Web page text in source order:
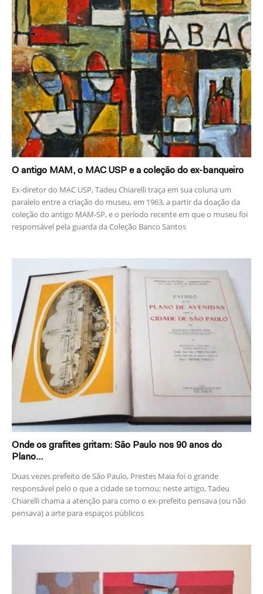
O antigo MAM, o MAC USP e a coleção do ex-banqueiro
Ex-diretor do MAC USP, Tadeu Chiarelli traça em sua coluna um
paralelo entre a criação do museu, em 1963, a partir da doação da
coleção do antigo MAM-SP, e o período recente em que o museu foi
responsável pela guarda da Coleção Banco Santos
Onde os grafites gritam: São Paulo nos 90 anos do
Plano...
Duas vezes prefeito de São Paulo, Prestes Maia foi o grande
responsável pelo o que a cidade se tornou; neste artigo, Tadeu
Chiarelli chama a atenção para como o ex-prefeito pensava (ou não
pensava) a arte para espaços públicos